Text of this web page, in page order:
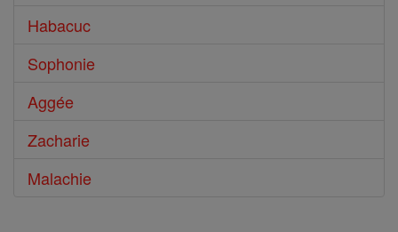
Habacuc
Sophonie
Aggée
Zacharie
Malachie